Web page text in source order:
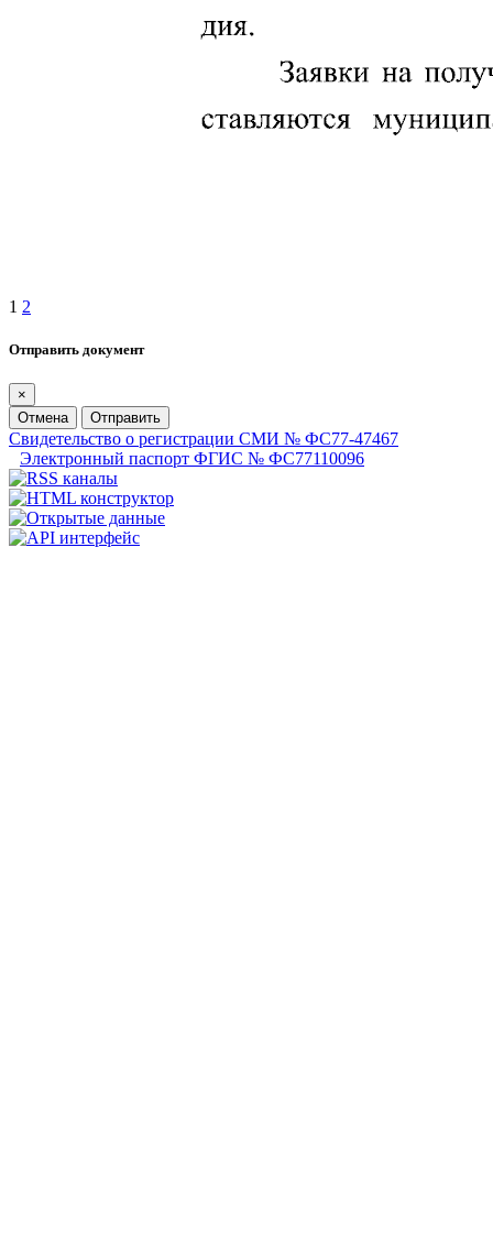
1 2
Отправить документ
×
Отмена
Отправить
Свидетельство о регистрации СМИ № ФС77-47467
Электронный паспорт ФГИС № ФС77110096